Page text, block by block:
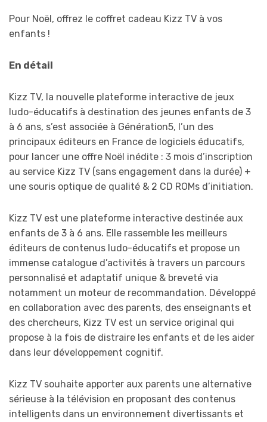
Pour Noël, offrez le coffret cadeau Kizz TV à vos
enfants !
En détail
Kizz TV, la nouvelle plateforme interactive de jeux
ludo-éducatifs à destination des jeunes enfants de 3
à 6 ans, s’est associée à Génération5, l’un des
principaux éditeurs en France de logiciels éducatifs,
pour lancer une offre Noël inédite : 3 mois d’inscription
au service Kizz TV (sans engagement dans la durée) +
une souris optique de qualité & 2 CD ROMs d’initiation.
Kizz TV est une plateforme interactive destinée aux
enfants de 3 à 6 ans. Elle rassemble les meilleurs
éditeurs de contenus ludo-éducatifs et propose un
immense catalogue d’activités à travers un parcours
personnalisé et adaptatif unique & breveté via
notamment un moteur de recommandation. Développé
en collaboration avec des parents, des enseignants et
des chercheurs, Kizz TV est un service original qui
propose à la fois de distraire les enfants et de les aider
dans leur développement cognitif.
Kizz TV souhaite apporter aux parents une alternative
sérieuse à la télévision en proposant des contenus
intelligents dans un environnement divertissants et